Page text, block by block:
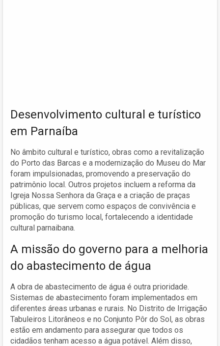
Desenvolvimento cultural e turístico
em Parnaíba
No âmbito cultural e turístico, obras como a revitalização
do Porto das Barcas e a modernização do Museu do Mar
foram impulsionadas, promovendo a preservação do
patrimônio local. Outros projetos incluem a reforma da
Igreja Nossa Senhora da Graça e a criação de praças
públicas, que servem como espaços de convivência e
promoção do turismo local, fortalecendo a identidade
cultural parnaibana.
A missão do governo para a melhoria
do abastecimento de água
A obra de abastecimento de água é outra prioridade.
Sistemas de abastecimento foram implementados em
diferentes áreas urbanas e rurais. No Distrito de Irrigação
Tabuleiros Litorâneos e no Conjunto Pôr do Sol, as obras
estão em andamento para assegurar que todos os
cidadãos tenham acesso a água potável. Além disso,